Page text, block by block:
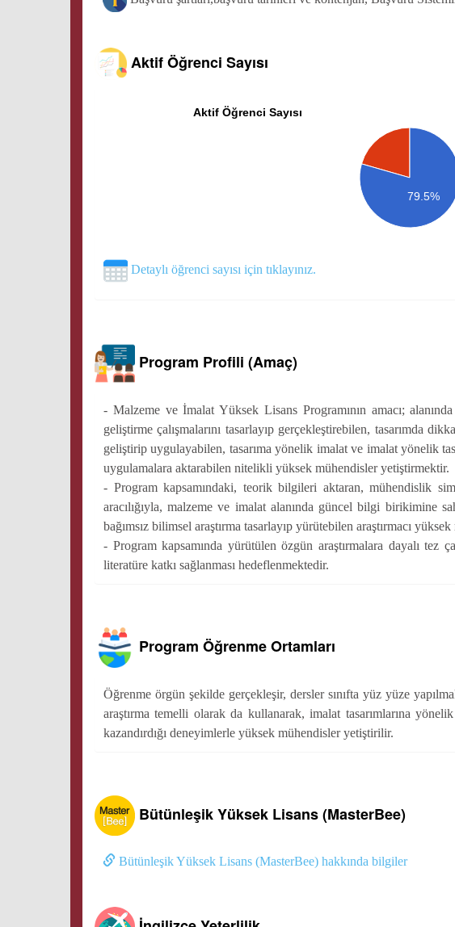
Aktif Öğrenci Sayısı
Aktif Öğrenci Sayısı
79.5%
Detaylı öğrenci sayısı için tıklayınız.
Program Profili (Amaç)
- Malzeme ve İmalat Yüksek Lisans Programının amacı;
geliştirme çalışmalarını tasarlayıp gerçekleştirebilen, tasarımda
geliştirip uygulayabilen, tasarıma yönelik imalat ve imalat yönelik
uygulamalara aktarabilen nitelikli yüksek mühendisler yetiştirmektir.
- Program kapsamındaki, teorik bilgileri aktaran, mühendislik
aracılığıyla, malzeme ve imalat alanında güncel bilgi birikimine
bağımsız bilimsel araştırma tasarlayıp yürütebilen araştırmacı
- Program kapsamında yürütülen özgün araştırmalara dayalı tez
literatüre katkı sağlanması hedeflenmektedir.
Program Öğrenme Ortamları
Öğrenme örgün şekilde gerçekleşir, dersler sınıfta yüz yüze
araştırma temelli olarak da kullanarak, imalat tasarımlarına
kazandırdığı deneyimlerle yüksek mühendisler yetiştirilir.
Bütünleşik Yüksek Lisans (MasterBee)
Bütünleşik Yüksek Lisans (MasterBee) hakkında bilgiler